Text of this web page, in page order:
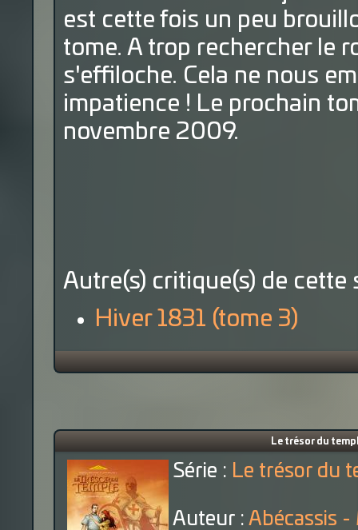
est cette fois un peu
tome. A trop rechercher le
s'effiloche. Cela ne nous
impatience ! Le prochain
novembre 2009.
Autre(s) critique(s) de cette
Hiver 1831 (tome 3)
Le trésor du
Série : Le trésor du
Auteur : Abécassis